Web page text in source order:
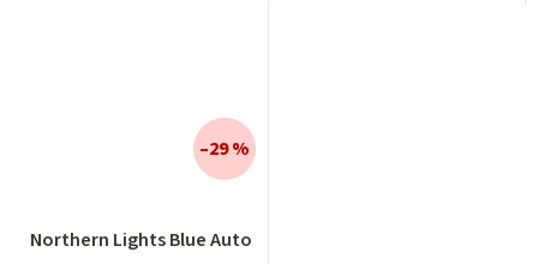
Northern Lights Blue Auto
hodnotenie
–29 %